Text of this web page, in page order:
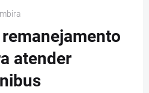
atender